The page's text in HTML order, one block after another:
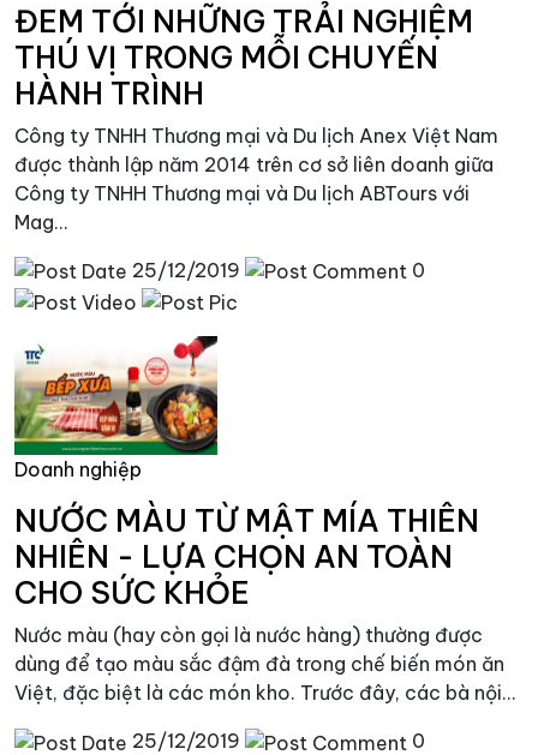
ĐEM TỚI NHỮNG TRẢI NGHIỆM
THÚ VỊ TRONG MỖI CHUYẾN
HÀNH TRÌNH
Công ty TNHH Thương mại và Du lịch Anex Việt Nam
được thành lập năm 2014 trên cơ sở liên doanh giữa
Công ty TNHH Thương mại và Du lịch ABTours với
Mag...
25/12/2019
0
Doanh nghiệp
NƯỚC MÀU TỪ MẬT MÍA THIÊN
NHIÊN - LỰA CHỌN AN TOÀN
CHO SỨC KHỎE
Nước màu (hay còn gọi là nước hàng) thường được
dùng để tạo màu sắc đậm đà trong chế biến món ăn
Việt, đặc biệt là các món kho. Trước đây, các bà nội...
25/12/2019
0